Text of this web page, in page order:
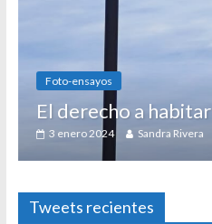
Foto-ensayos
El derecho a habitar
3 enero 2024 Sandra Rivera
Tweets recientes